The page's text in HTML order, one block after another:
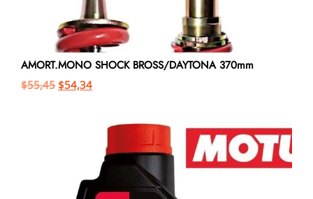
AMORT.MONO SHOCK BROSS/DAYTONA 370mm
$55,45 $54,34